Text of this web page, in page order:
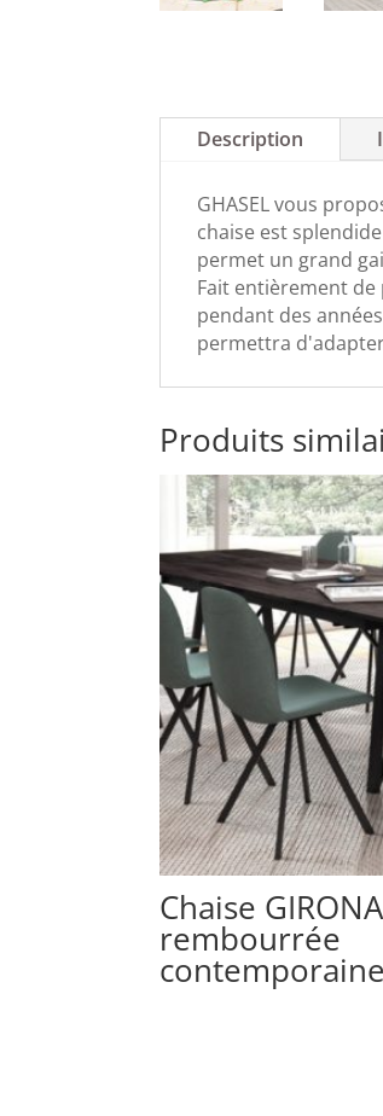
Description
GHASEL vous
chaise est
permet un grand
Fait entièrement
pendant des
permettra
Produits
Chaise GIRONA
rembourrée
contemporaine